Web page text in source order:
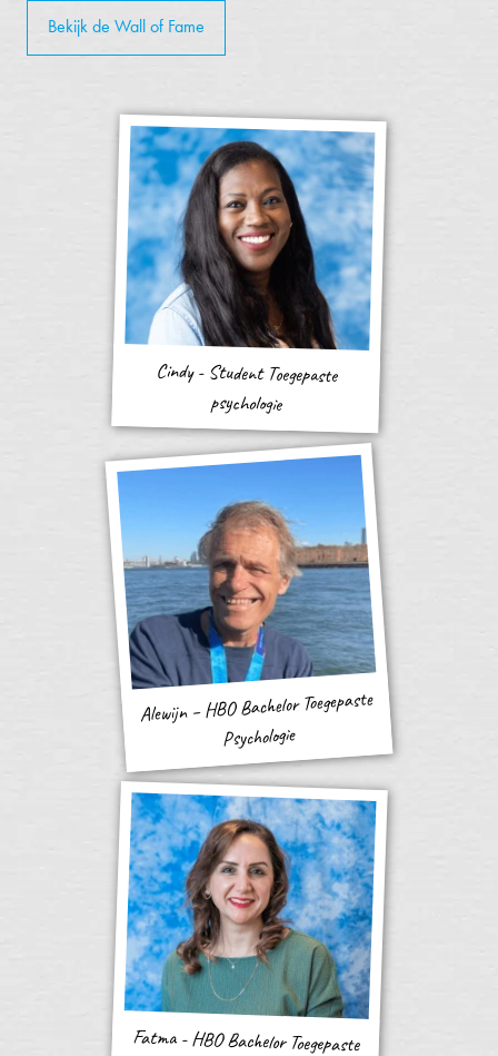
Bekijk de Wall of Fame
Cindy - Student Toegepaste
psychologie
Alewijn – HBO Bachelor Toegepaste
Psychologie
Fatma - HBO Bachelor Toegepaste